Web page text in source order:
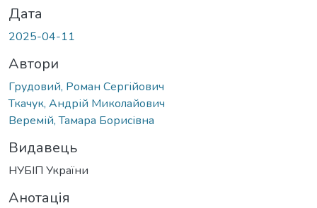
Дата
2025-04-11
Автори
Грудовий, Роман Сергійович
Ткачук, Андрій Миколайович
Веремій, Тамара Борисівна
Видавець
НУБІП України
Анотація